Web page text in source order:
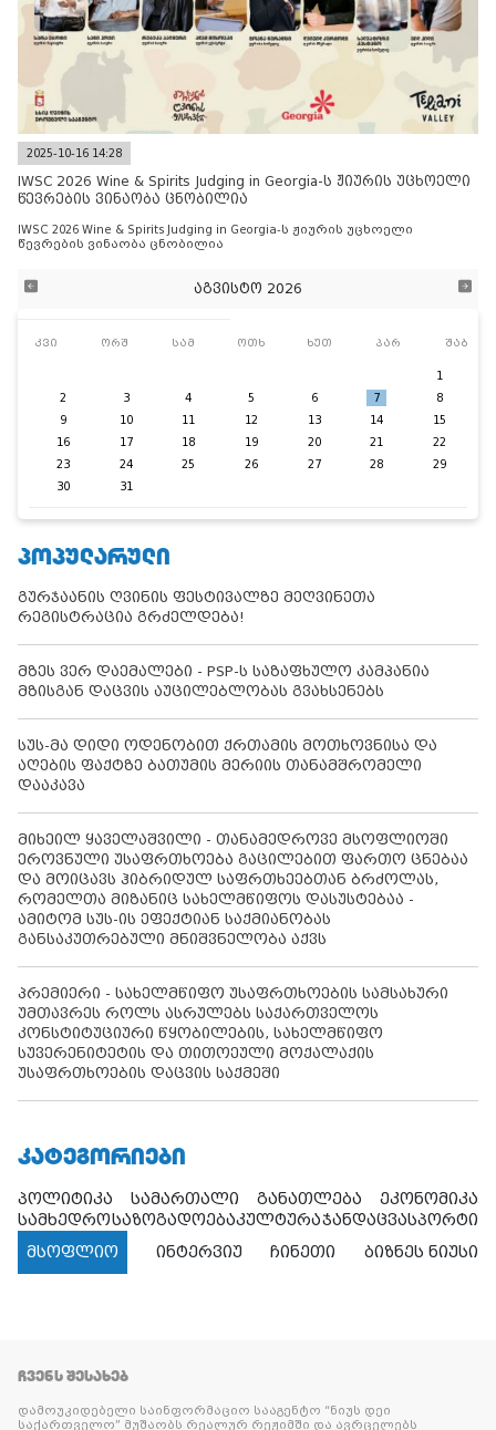
2025-10-16 14:28
IWSC 2026 Wine & Spirits Judging in Georgia-ს ჟიურის უცხოელი
წევრების ვინაობა ცნობილია
IWSC 2026 Wine & Spirits Judging in Georgia-ს ჟიურის უცხოელი
წევრების ვინაობა ცნობილია
აგვისტო 2026
კვი ორშ სამ ოთხ ხუთ პარ შაბ
1
2
3 4 5 6 7
8
9
10 11 12 13 14
15
16
17 18 19 20 21
22
23
24 25 26 27 28
29
30
31
ᲞᲝᲞᲣᲚᲐᲠᲣᲚᲘ
გურჯაანის ღვინის ფესტივალზე მეღვინეთა
რეგისტრაცია გრძელდება!
მზეს ვერ დაემალები - PSP-ს საზაფხულო კამპანია
მზისგან დაცვის აუცილებლობას გვახსენებს
სუს-მა დიდი ოდენობით ქრთამის მოთხოვნისა და
აღების ფაქტზე ბათუმის მერიის თანამშრომელი
დააკავა
მიხეილ ყაველაშვილი - თანამედროვე მსოფლიოში
ეროვნული უსაფრთხოება გაცილებით ფართო ცნებაა
და მოიცავს ჰიბრიდულ საფრთხეებთან ბრძოლას,
რომელთა მიზანიც სახელმწიფოს დასუსტებაა -
ამიტომ სუს-ის ეფექტიან საქმიანობას
განსაკუთრებული მნიშვნელობა აქვს
პრემიერი - სახელმწიფო უსაფრთხოების სამსახური
უმთავრეს როლს ასრულებს საქართველოს
კონსტიტუციური წყობილების, სახელმწიფო
სუვერენიტეტის და თითოეული მოქალაქის
უსაფრთხოების დაცვის საქმეში
ᲙᲐᲢᲔᲒᲝᲠᲘᲔᲑᲘ
პოლიტიკა სამართალი განათლება
ეკონომიკა
სამხედროსაზოგადოებაკულტურაჯანდაცვასპორტი
მსოფლიო
ინტერვიუ ჩინეთი ბიზნეს ნიუსი
ᲩᲕᲔᲜᲡ ᲨᲔᲡᲐᲮᲔᲑ
დამოუკიდებელი საინფორმაციო სააგენტო “ნიუს დეი
საქართველო” მუშაობს რეალურ რეჟიმში და ავრცელებს